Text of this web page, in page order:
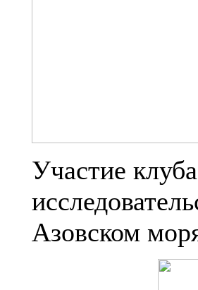
Участие
Азовском